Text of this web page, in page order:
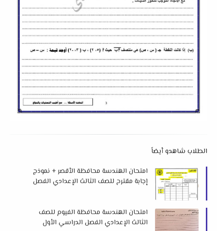
الطلاب شاهدو أيضاً
امتحان الهندسة محافظة الأقصر + نموذج
إجابة مقترح للصف الثالث الإعدادي الفصل
امتحان الهندسة محافظة الفيوم للصف
الثالث الإعدادي الفصل الدراسي الأول